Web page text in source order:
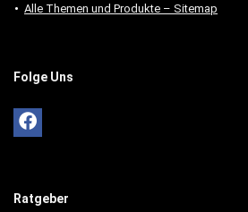
Alle Themen und Produkte – Sitemap
Folge Uns
Ratgeber